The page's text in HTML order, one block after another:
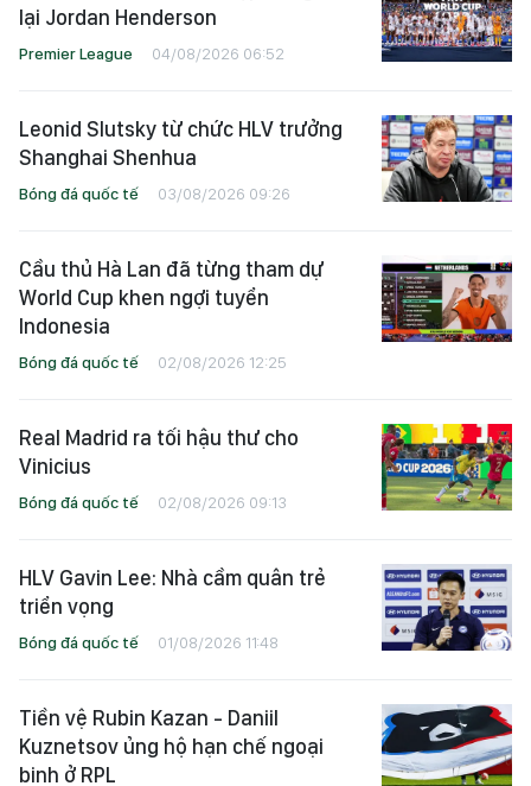
lại Jordan Henderson
Premier League 04/08/2026 06:52
Leonid Slutsky từ chức HLV trưởng
Shanghai Shenhua
Bóng đá quốc tế 03/08/2026 09:26
Cầu thủ Hà Lan đã từng tham dự
World Cup khen ngợi tuyển
Indonesia
Bóng đá quốc tế 02/08/2026 12:25
Real Madrid ra tối hậu thư cho
Vinicius
Bóng đá quốc tế 02/08/2026 09:13
HLV Gavin Lee: Nhà cầm quân trẻ
triển vọng
Bóng đá quốc tế 01/08/2026 11:48
Tiền vệ Rubin Kazan - Daniil
Kuznetsov ủng hộ hạn chế ngoại
binh ở RPL